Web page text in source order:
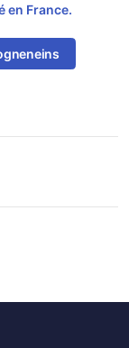
en France.